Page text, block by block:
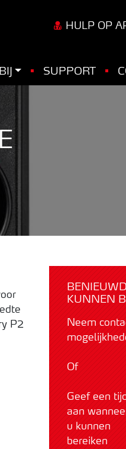
HULP OP
SUPPORT
P2
KUNNEN
Neem
Of
Geef een
aan
u kunnen
bereiken